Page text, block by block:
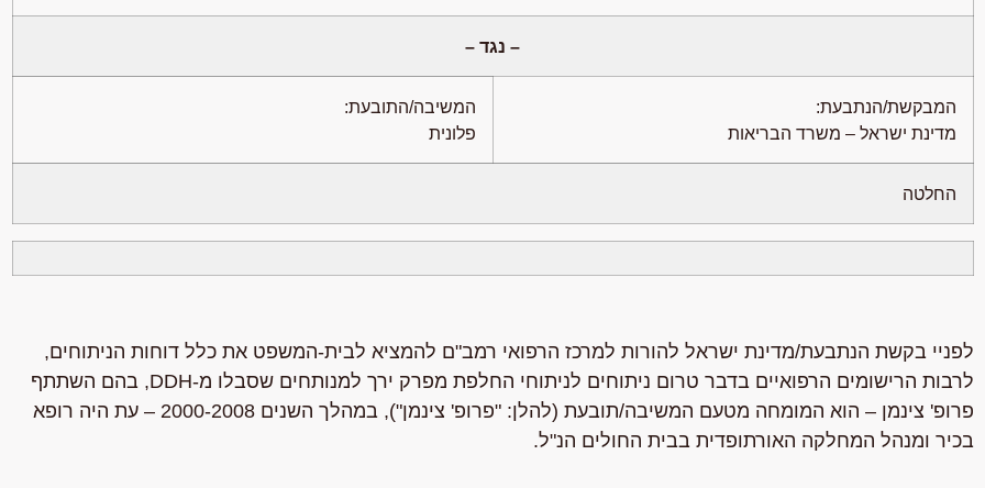
– נגד –
המבקשת/הנתבעת:
מדינת ישראל – משרד הבריאות
המשיבה/התובעת:
פלונית
החלטה
לפניי בקשת הנתבעת/מדינת ישראל להורות למרכז הרפואי רמב"ם להמציא לבית-המשפט את כלל דוחות הניתוחים,
לרבות הרישומים הרפואיים בדבר טרום ניתוחים לניתוחי החלפת מפרק ירך למנותחים שסבלו מ-DDH, בהם השתתף
פרופ' צינמן – הוא המומחה מטעם המשיבה/תובעת (להלן: "פרופ' צינמן"), במהלך השנים 2000-2008 – עת היה רופא
בכיר ומנהל המחלקה האורתופדית בבית החולים הנ"ל.